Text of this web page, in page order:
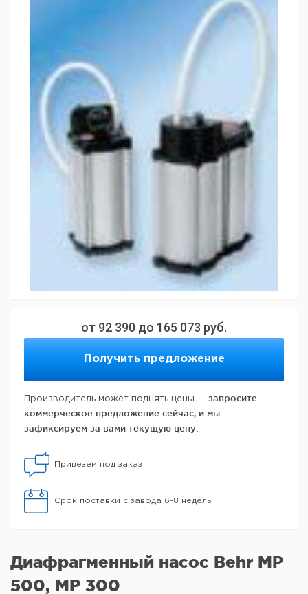
от 92 390 до 165 073 руб.
Получить предложение
Производитель может поднять цены — запросите
коммерческое предложение сейчас, и мы
зафиксируем за вами текущую цену.
Привезем под заказ
Срок поставки с завода 6-8 недель
Диафрагменный насос Behr MP
500, MP 300